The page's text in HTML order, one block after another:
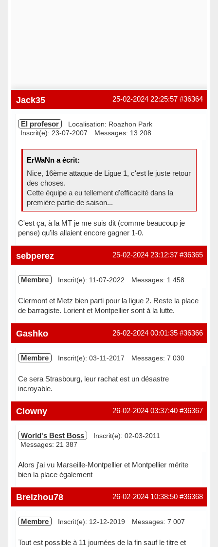
#36364
25-02-2024 22:25:57
Jack35
El profesor
Localisation: Roazhon Park
Inscrit(e): 23-07-2007
Messages: 13 208
ErWaNn a écrit:
Nice, 16ème attaque de Ligue 1, c'est le juste retour
des choses.
Cette équipe a eu tellement d'efficacité dans la
première partie de saison...
C'est ça, à la MT je me suis dit (comme beaucoup je
pense) qu'ils allaient encore gagner 1-0.
Hors ligne #36365
25-02-2024 23:12:37
sebperez
Membre Inscrit(e): 11-07-2022 Messages: 1 458
Clermont et Metz bien parti pour la ligue 2. Reste la place
de barragiste. Lorient et Montpellier sont à la lutte.
Hors ligne #36366
26-02-2024 00:01:35
Gashko
Membre Inscrit(e): 03-11-2017 Messages: 7 030
Ce sera Strasbourg, leur rachat est un désastre
incroyable.
Hors ligne #36367
26-02-2024 03:37:40
Clowny
World's Best Boss
Inscrit(e): 02-03-2011
Messages: 21 387
Alors j'ai vu Marseille-Montpellier et Montpellier mérite
bien la place également
Hors ligne #36368
26-02-2024 10:38:50
Breizhou78
Membre Inscrit(e): 12-12-2019 Messages: 7 007
Tout est possible à 11 journées de la fin sauf le titre et